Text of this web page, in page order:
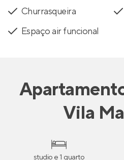
Churrasqueira
Espaço air funcional
Vila
studio e 1 quarto